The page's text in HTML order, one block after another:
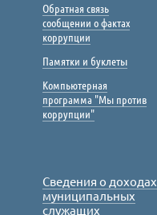
Обратная связь
сообщении о фактах
коррупции
Памятки и буклеты
Компьютерная
программа "Мы против
коррупции"
Сведения о доходах
муниципальных
служащих